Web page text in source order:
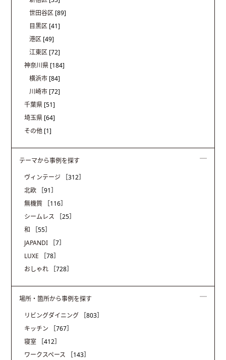
世田谷区 [89]
目黒区 [41]
港区 [49]
江東区 [72]
神奈川県 [184]
横浜市 [84]
川崎市 [72]
千葉県 [51]
埼玉県 [64]
その他 [1]
テーマから事例を探す
ヴィンテージ
［312］
北欧
［91］
無機質
［116］
シームレス
［25］
和
［55］
JAPANDI
［7］
LUXE
［78］
おしゃれ
［728］
場所・箇所から事例を探す
リビングダイニング
［803］
キッチン
［767］
寝室
［412］
ワークスペース
［143］